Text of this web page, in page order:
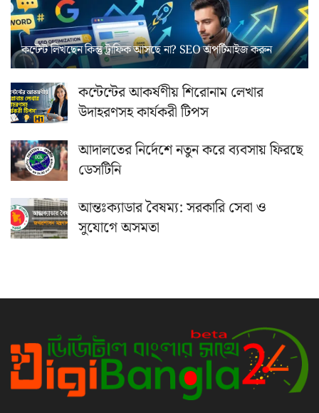
কন্টেন্ট লিখছেন কিন্তু ট্রাফিক আসছে না? ‍SEO অপটিমাইজ করুন
কন্টেন্টের আকর্ষণীয় শিরোনাম লেখার
উদাহরণসহ কার্যকরী টিপস
আদালতের নির্দেশে নতুন করে ব্যবসায় ফিরছে
ডেসটিনি
আন্তঃক্যাডার বৈষম্য: সরকারি সেবা ও
সুযোগে অসমতা